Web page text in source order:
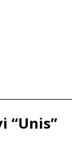
“Unis”